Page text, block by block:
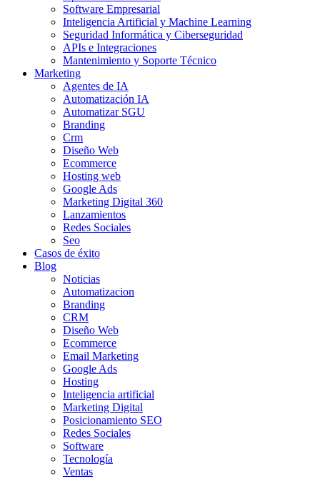
Software Empresarial
Inteligencia Artificial y Machine Learning
Seguridad Informática y Ciberseguridad
APIs e Integraciones
Mantenimiento y Soporte Técnico
Marketing
Agentes de IA
Automatización IA
Automatizar SGU
Branding
Crm
Diseño Web
Ecommerce
Hosting web
Google Ads
Marketing Digital 360
Lanzamientos
Redes Sociales
Seo
Casos de éxito
Blog
Noticias
Automatizacion
Branding
CRM
Diseño Web
Ecommerce
Email Marketing
Google Ads
Hosting
Inteligencia artificial
Marketing Digital
Posicionamiento SEO
Redes Sociales
Software
Tecnología
Ventas